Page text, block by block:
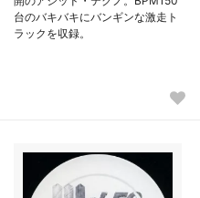
台のバキバキにバンギンな激走ト
ラックを収録。